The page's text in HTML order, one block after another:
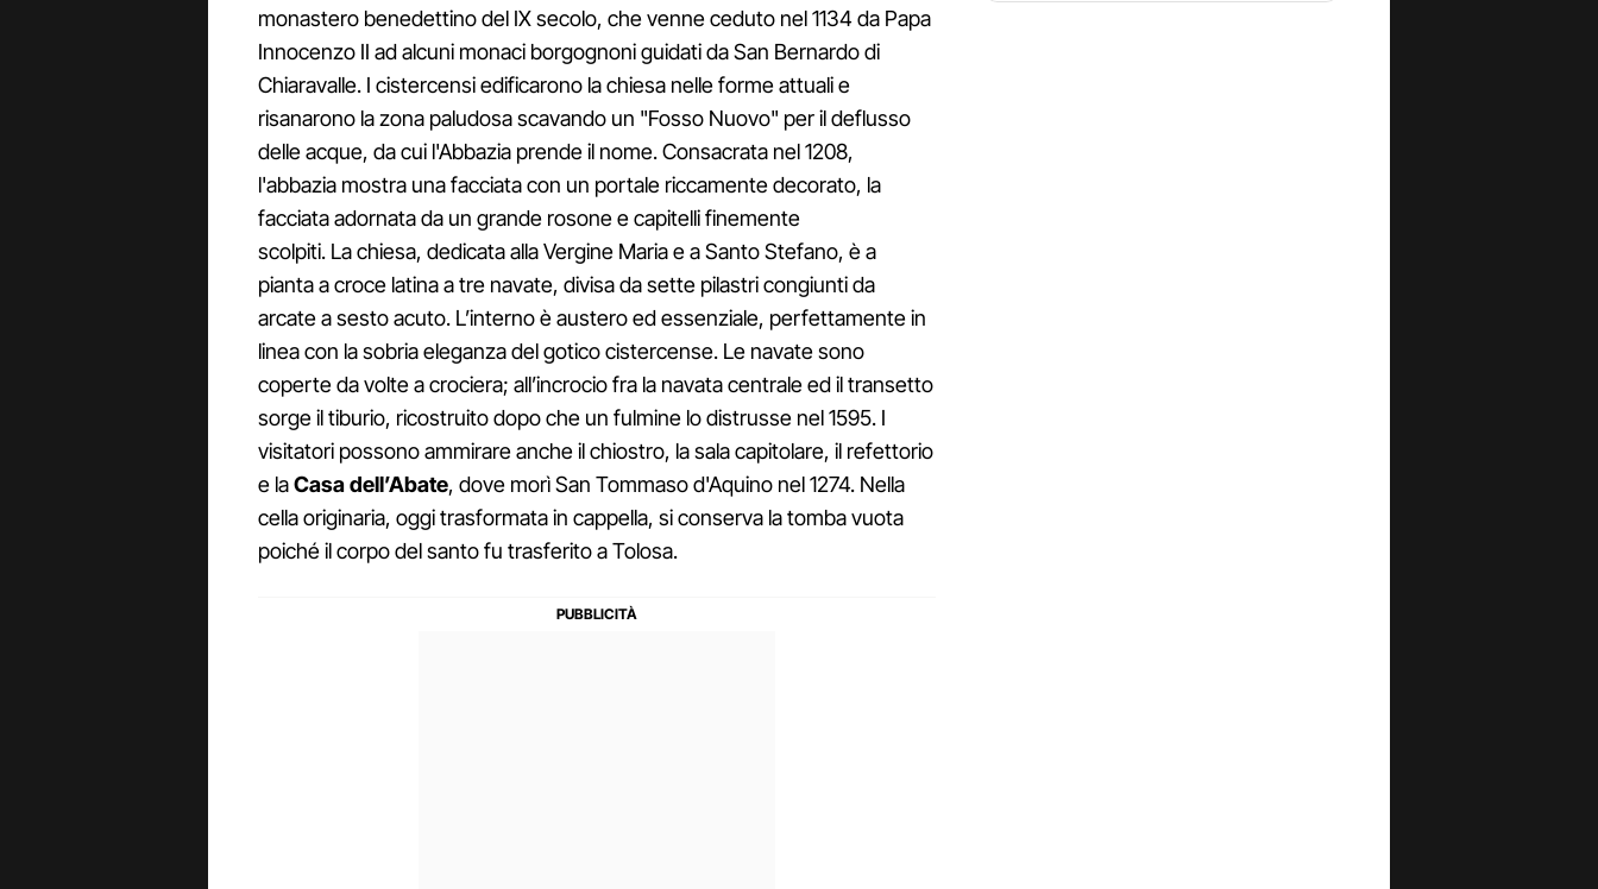
monastero benedettino del IX secolo, che venne ceduto nel 1134 da Papa
Innocenzo II ad alcuni monaci borgognoni guidati da San Bernardo di
Chiaravalle. I cistercensi edificarono la chiesa nelle forme attuali e
risanarono la zona paludosa scavando un "Fosso Nuovo" per il deflusso
delle acque, da cui l'Abbazia prende il nome. Consacrata nel 1208,
l'abbazia mostra una facciata con un portale riccamente decorato, la
facciata adornata da un grande rosone e capitelli finemente
scolpiti. La chiesa, dedicata alla Vergine Maria e a Santo Stefano, è a
pianta a croce latina a tre navate, divisa da sette pilastri congiunti da
arcate a sesto acuto. L’interno è austero ed essenziale, perfettamente in
linea con la sobria eleganza del gotico cistercense. Le navate sono
coperte da volte a crociera; all’incrocio fra la navata centrale ed il transetto
sorge il tiburio, ricostruito dopo che un fulmine lo distrusse nel 1595. I
visitatori possono ammirare anche il chiostro, la sala capitolare, il refettorio
e laCasa dell’Abate, dove morì San Tommaso d'Aquino nel 1274. Nella
cella originaria, oggi trasformata in cappella, si conserva la tomba vuota
poiché il corpo del santo fu trasferito a Tolosa.